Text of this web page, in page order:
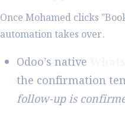
Once Mohamed clicks
automation takes over.
Odoo’s native
the confirmation
follow-up is